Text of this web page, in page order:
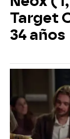
Target
34 años